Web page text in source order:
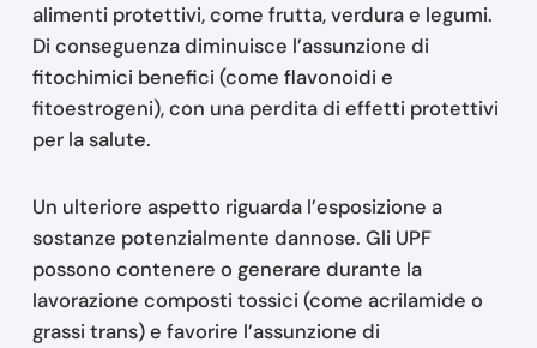
alimenti protettivi, come frutta, verdura e legumi.
Di conseguenza diminuisce l’assunzione di
fitochimici benefici (come flavonoidi e
fitoestrogeni), con una perdita di effetti protettivi
per la salute.
Un ulteriore aspetto riguarda l’esposizione a
sostanze potenzialmente dannose. Gli UPF
possono contenere o generare durante la
lavorazione composti tossici (come acrilamide o
grassi trans) e favorire l’assunzione di